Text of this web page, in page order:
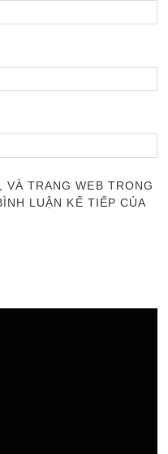
TRANG WEB TRONG
LUẬN KẾ TIẾP CỦA